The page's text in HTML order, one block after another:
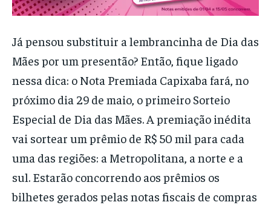
Já pensou substituir a lembrancinha de Dia das
Mães por um presentão? Então, fique ligado
nessa dica: o Nota Premiada Capixaba fará, no
próximo dia 29 de maio, o primeiro Sorteio
Especial de Dia das Mães. A premiação inédita
vai sortear um prêmio de R$ 50 mil para cada
uma das regiões: a Metropolitana, a norte e a
sul. Estarão concorrendo aos prêmios os
bilhetes gerados pelas notas fiscais de compras